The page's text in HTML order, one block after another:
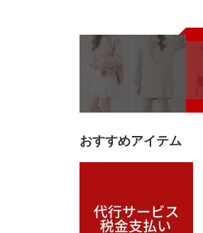
おすすめアイテム